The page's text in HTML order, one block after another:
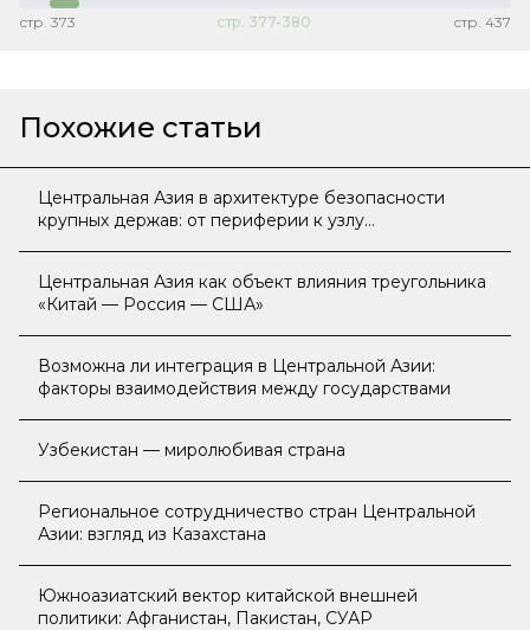
стр. 373 стр. 377-380 стр. 437
Похожие статьи
Центральная Азия в архитектуре безопасности
крупных держав: от периферии к узлу
Центральная Азия как объект влияния треугольника
«Китай — Россия — США»
Возможна ли интеграция в Центральной Азии:
факторы взаимодействия между государствами
Узбекистан — миролюбивая страна
Региональное сотрудничество стран Центральной
Азии: взгляд из Казахстана
Южноазиатский вектор китайской внешней
политики: Афганистан, Пакистан, СУАР